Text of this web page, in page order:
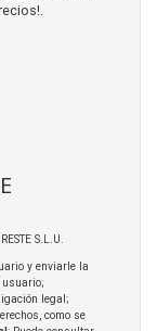
S.L.U.
y enviarle la
usuario;
legal;
como se